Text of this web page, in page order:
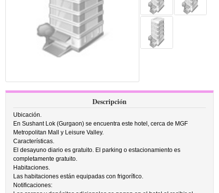
Descripción
Ubicación.
En Sushant Lok (Gurgaon) se encuentra este hotel, cerca de MGF
Metropolitan Mall y Leisure Valley.
Características.
El desayuno diario es gratuito. El parking o estacionamiento es
completamente gratuito.
Habitaciones.
Las habitaciones están equipadas con frigorífico.
Notificaciones: